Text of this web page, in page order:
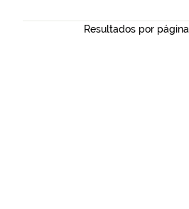
Resultados por página